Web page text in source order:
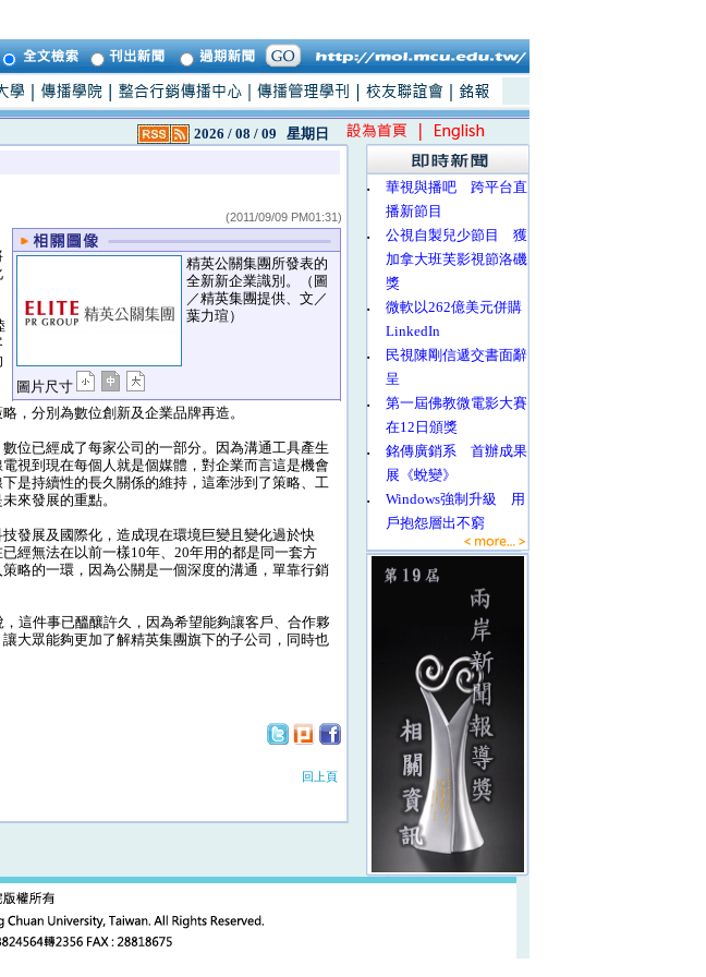
2026 / 08 / 09 星期日
(2011/09/09 PM01:31)
精英公關集團所發表的
全新新企業識別。（圖
／精英集團提供、文／
葉力瑄）
圖片尺寸
，分別為數位創新及企業品牌再造。
位已經成了每家公司的一部分。因為溝通工具產生
視到現在每個人就是個媒體，對企業而言這是機會
是持續性的長久關係的維持，這牽涉到了策略、工
來發展的重點。
發展及國際化，造成現在環境巨變且變化過於快
經無法在以前一樣10年、20年用的都是同一套方
略的一環，因為公關是一個深度的溝通，單靠行銷
這件事已醞釀許久，因為希望能夠讓客戶、合作夥
大眾能夠更加了解精英集團旗下的子公司，同時也
回上頁
‧
華視與播吧 跨平台直
播新節目
‧
公視自製兒少節目 獲
加拿大班芙影視節洛磯
獎
‧
微軟以262億美元併購
LinkedIn
‧
民視陳剛信遞交書面辭
呈
‧
第一屆佛教微電影大賽
在12日頒獎
‧
銘傳廣銷系 首辦成果
展《蛻變》
‧
Windows強制升級 用
戶抱怨層出不窮